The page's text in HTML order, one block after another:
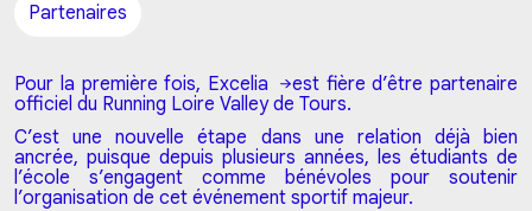
Partenaires
Pour la première fois, Excelia
est fière d’être partenaire
officiel du Running Loire Valley de Tours.
C’est une nouvelle étape dans une relation déjà bien
ancrée, puisque depuis plusieurs années, les étudiants de
l’école s’engagent comme bénévoles pour soutenir
l’organisation de cet événement sportif majeur.